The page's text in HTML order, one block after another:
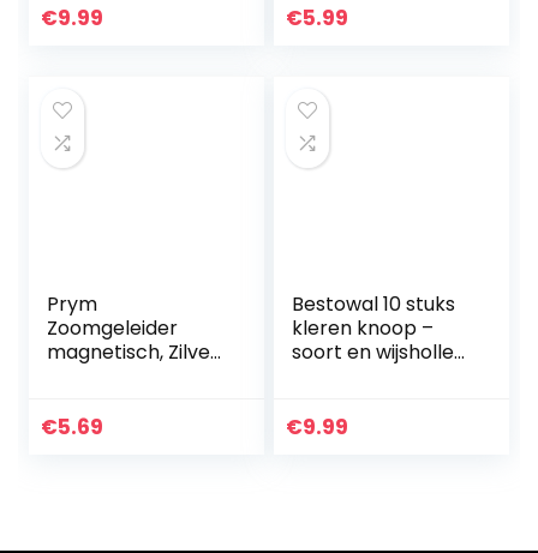
kerstlinten perfect
€9.99 €5.99
Prym
Zoomgeleider
magnetisch, Zilver,
€5.69
Bestowal 10 stuks
kleren knoop –
soort en wijsholle
gevormde
€9.99